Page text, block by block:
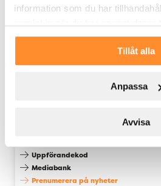
information som du har
Tillåt alla
Anpassa
Avvisa
Bolagsstämma 2024
Bolagsstämma 2025
Extra bolagsstämma 2023
Rapporter ochpresentationer
finansiella
Uppförandekod
Mediabank
Prenumerera på nyheter